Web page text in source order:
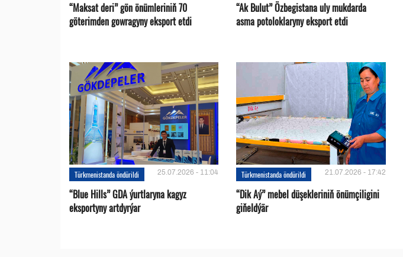
“Maksat deri” gön önümleriniň 70
göterimden gowragyny eksport etdi
“Ak Bulut” Özbegistana uly mukdarda
asma potoloklaryny eksport etdi
Türkmenistanda öndürildi 25.07.2026 - 11:04
“Blue Hills” GDA ýurtlaryna kagyz
eksportyny artdyrýar
Türkmenistanda öndürildi 21.07.2026 - 17:42
“Dik Aý” mebel düşekleriniň önümçiligini
giňeldýär